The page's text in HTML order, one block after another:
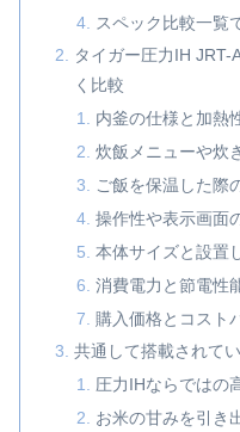
スペック比較一覧
タイガー圧力IH JRT-
く比較
内釜の仕様と加熱
炊飯メニューや炊
ご飯を保温した際
操作性や表示画面
本体サイズと設置
消費電力と節電性
購入価格とコスト
共通して搭載されて
圧力IHならではの
お米の甘みを引き